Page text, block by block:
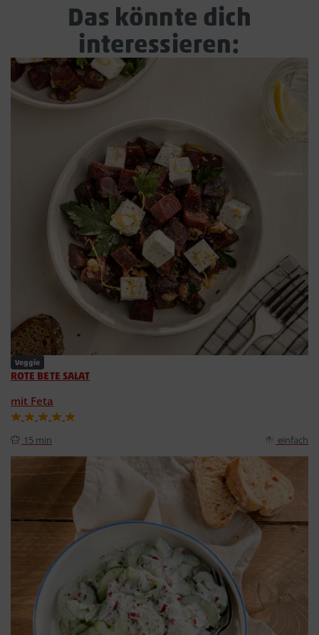
Das könnte dich
interessieren:
Veggie
ROTE BETE SALAT
mit Feta
15 min einfach